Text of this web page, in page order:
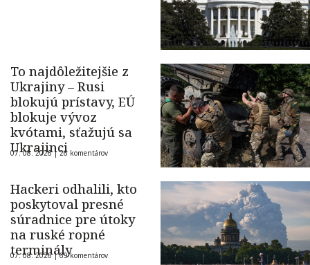
To najdôležitejšie z
Ukrajiny – Rusi
blokujú prístavy, EÚ
blokuje vývoz
kvótami, sťažujú sa
Ukrajinci
07. 08. 2026 |26 komentárov
Hackeri odhalili, kto
poskytoval presné
súradnice pre útoky
na ruské ropné
terminály
07. 08. 2026 |69 komentárov